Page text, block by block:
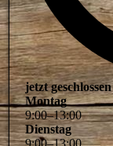
jetzt geschlossen
Montag
9:00–13:00
Dienstag